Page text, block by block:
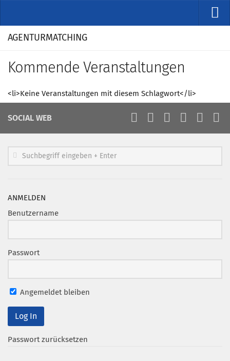
VERANSTALTUNGEN
Rückblicke
STUDIO
Clubführung
Mentoring
Partnerschaften
Bundesverband Marketing Clubs
MARKETING PIONIERE
AGENTURMATCHING
Kommende Veranstaltungen
<li>Keine Veranstaltungen mit diesem Schlagwort</li>
SOCIAL WEB
ANMELDEN
Benutzername
Passwort
Angemeldet bleiben
Passwort zurücksetzen